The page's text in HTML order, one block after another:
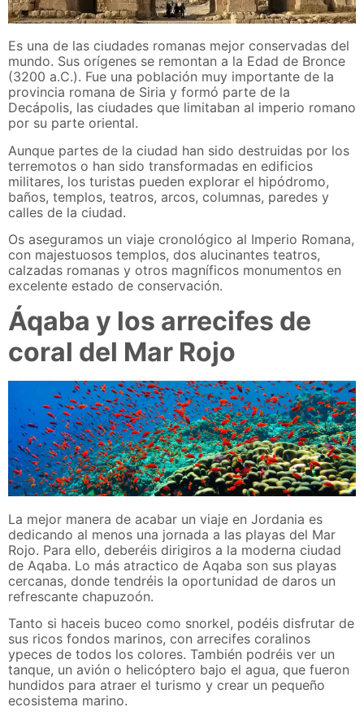
Es una de las ciudades romanas mejor conservadas del
mundo. Sus orígenes se remontan a la Edad de Bronce
(3200 a.C.). Fue una población muy importante de la
provincia romana de Siria y formó parte de la
Decápolis, las ciudades que limitaban al imperio romano
por su parte oriental.
Aunque partes de la ciudad han sido destruidas por los
terremotos o han sido transformadas en edificios
militares, los turistas pueden explorar el hipódromo,
baños, templos, teatros, arcos, columnas, paredes y
calles de la ciudad.
Os aseguramos un viaje cronológico al Imperio Romana,
con majestuosos templos, dos alucinantes teatros,
calzadas romanas y otros magníficos monumentos en
excelente estado de conservación.
Áqaba y los arrecifes de
coral del Mar Rojo
La mejor manera de acabar un viaje en Jordania es
dedicando al menos una jornada a las playas del Mar
Rojo. Para ello, deberéis dirigiros a la moderna ciudad
de Aqaba. Lo más atractico de Aqaba son sus playas
cercanas, donde tendréis la oportunidad de daros un
refrescante chapuzoón.
Tanto si haceis buceo como snorkel, podéis disfrutar de
sus ricos fondos marinos, con arrecifes coralinos
ypeces de todos los colores. También podréis ver un
tanque, un avión o helicóptero bajo el agua, que fueron
hundidos para atraer el turismo y crear un pequeño
ecosistema marino.